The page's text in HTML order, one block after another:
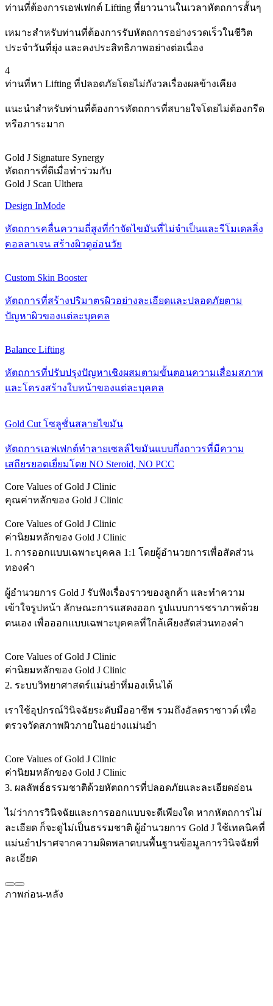
ท่านที่ต้องการเอฟเฟกต์ Lifting ที่ยาวนานในเวลาหัตถการสั้นๆ
เหมาะสำหรับท่านที่ต้องการรับหัตถการอย่างรวดเร็วในชีวิต
ประจำวันที่ยุ่ง และคงประสิทธิภาพอย่างต่อเนื่อง
4
ท่านที่หา Lifting ที่ปลอดภัยโดยไม่กังวลเรื่องผลข้างเคียง
แนะนำสำหรับท่านที่ต้องการหัตถการที่สบายใจโดยไม่ต้องกรีด
หรือภาระมาก
Gold J Signature Synergy
หัตถการที่ดีเมื่อทำร่วมกับ
Gold J Scan Ulthera
Design InMode
หัตถการคลื่นความถี่สูงที่กำจัดไขมันที่ไม่จำเป็นและรีโมเดลลิ่ง
คอลลาเจน สร้างผิวดูอ่อนวัย
Custom Skin Booster
หัตถการที่สร้างปริมาตรผิวอย่างละเอียดและปลอดภัยตาม
ปัญหาผิวของแต่ละบุคคล
Balance Lifting
หัตถการที่ปรับปรุงปัญหาเชิงผสมตามขั้นตอนความเสื่อมสภาพ
และโครงสร้างใบหน้าของแต่ละบุคคล
Gold Cut โซลูชั่นสลายไขมัน
หัตถการเอฟเฟกต์ทำลายเซลล์ไขมันแบบกึ่งถาวรที่มีความ
เสถียรยอดเยี่ยมโดย NO Steroid, NO PCC
Core Values of Gold J Clinic
คุณค่าหลักของ Gold J Clinic
Core Values of Gold J Clinic
ค่านิยมหลักของ Gold J Clinic
1. การออกแบบเฉพาะบุคคล 1:1 โดยผู้อำนวยการเพื่อสัดส่วน
ทองคำ
ผู้อำนวยการ Gold J รับฟังเรื่องราวของลูกค้า และทำความ
เข้าใจรูปหน้า ลักษณะการแสดงออก รูปแบบการชราภาพด้วย
ตนเอง เพื่อออกแบบเฉพาะบุคคลที่ใกล้เคียงสัดส่วนทองคำ
Core Values of Gold J Clinic
ค่านิยมหลักของ Gold J Clinic
2. ระบบวิทยาศาสตร์แม่นยำที่มองเห็นได้
เราใช้อุปกรณ์วินิจฉัยระดับมืออาชีพ รวมถึงอัลตราซาวด์ เพื่อ
ตรวจวัดสภาพผิวภายในอย่างแม่นยำ
Core Values of Gold J Clinic
ค่านิยมหลักของ Gold J Clinic
3. ผลลัพธ์ธรรมชาติด้วยหัตถการที่ปลอดภัยและละเอียดอ่อน
ไม่ว่าการวินิจฉัยและการออกแบบจะดีเพียงใด หากหัตถการไม่
ละเอียด ก็จะดูไม่เป็นธรรมชาติ ผู้อำนวยการ Gold J ใช้เทคนิคที่
แม่นยำปราศจากความผิดพลาดบนพื้นฐานข้อมูลการวินิจฉัยที่
ละเอียด
ภาพก่อน-หลัง